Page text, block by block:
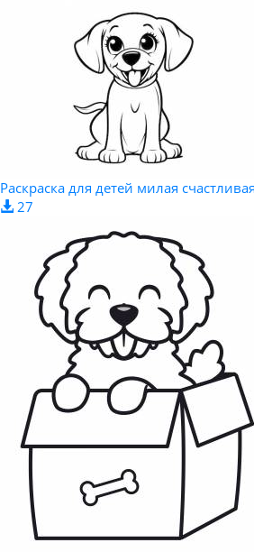
Раскраска для детей милая
27